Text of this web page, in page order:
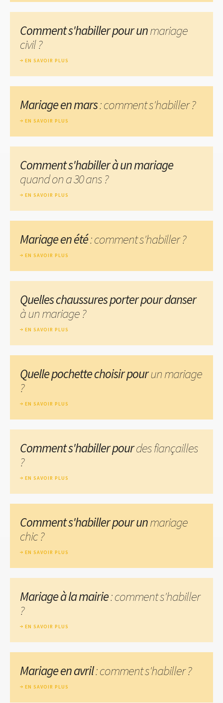
Comment s'habiller pour unmariage
civil ?
EN SAVOIR PLUS
Mariage en mars: comment s'habiller ?
EN SAVOIR PLUS
Comment s'habiller à un mariage
quand on a 30 ans ?
EN SAVOIR PLUS
Mariage en été: comment s'habiller ?
EN SAVOIR PLUS
Quelles chaussures porter pour danser
à un mariage ?
EN SAVOIR PLUS
Quelle pochette choisir pourun mariage
?
EN SAVOIR PLUS
Comment s'habiller pourdes fiançailles
?
EN SAVOIR PLUS
Comment s'habiller pour unmariage
chic ?
EN SAVOIR PLUS
Mariage à la mairie: comment s'habiller
?
EN SAVOIR PLUS
Mariage en avril: comment s'habiller ?
EN SAVOIR PLUS